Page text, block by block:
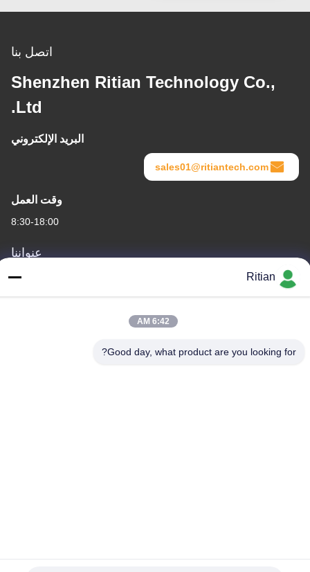
اتصل بنا
Shenzhen Ritian Technology Co.,
Ltd.
البريد الإلكتروني
sales01@ritiantech.com
وقت العمل
8:30-18:00
عنواننا
عنوان الشركة
No.65 Songnian Road، Longgang District، شينزين، الصين 518117
Ritian
6:42 AM
Good day, what product are you looking for?